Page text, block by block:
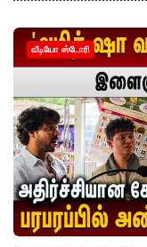
வீடியோ ஸ்டோரி